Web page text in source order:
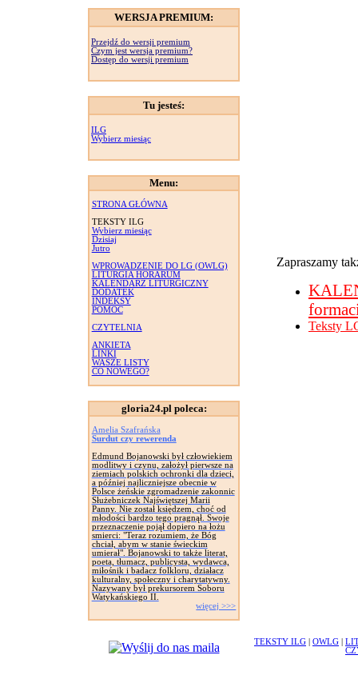
WERSJA PREMIUM:
Przejdź do wersji premium
Czym jest wersja premium?
Dostęp do wersji premium
Tu jesteś:
ILG
Wybierz miesiąc
Menu:
STRONA GŁÓWNA
TEKSTY ILG
Wybierz miesiąc
Dzisiaj
Jutro
WPROWADZENIE DO LG (OWLG)
LITURGIA HORARUM
KALENDARZ LITURGICZNY
DODATEK
INDEKSY
POMOC
CZYTELNIA
ANKIETA
LINKI
WASZE LISTY
CO NOWEGO?
gloria24.pl poleca:
Amelia Szafrańska
Surdut czy rewerenda
Edmund Bojanowski był człowiekiem
modlitwy i czynu, założył pierwsze na
ziemiach polskich ochronki dla dzieci,
a później najliczniejsze obecnie w
Polsce żeńskie zgromadzenie zakonnic
Służebniczek Najświętszej Marii
Panny. Nie został księdzem, choć od
młodości bardzo tego pragnął. Swoje
przeznaczenie pojął dopiero na łożu
smierci: "Teraz rozumiem, że Bóg
chciał, abym w stanie świeckim
umierał". Bojanowski to także literat,
poeta, tłumacz, publicysta, wydawca,
miłośnik i badacz folkloru, działacz
kulturalny, społeczny i charytatywny.
Nazywany był prekursorem Soboru
Watykańskiego II.
więcej >>>
Zapraszamy
Teksty
TEKSTY ILG OWLG